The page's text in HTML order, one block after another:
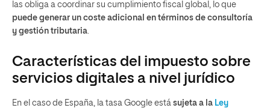
las obliga a coordinar su cumplimiento fiscal global, lo que
puede generar un coste adicional en términos de consultoría
y gestión tributaria.
Características del impuesto sobre
servicios digitales a nivel jurídico
En el caso de España, la tasa Google está sujeta a la Ley